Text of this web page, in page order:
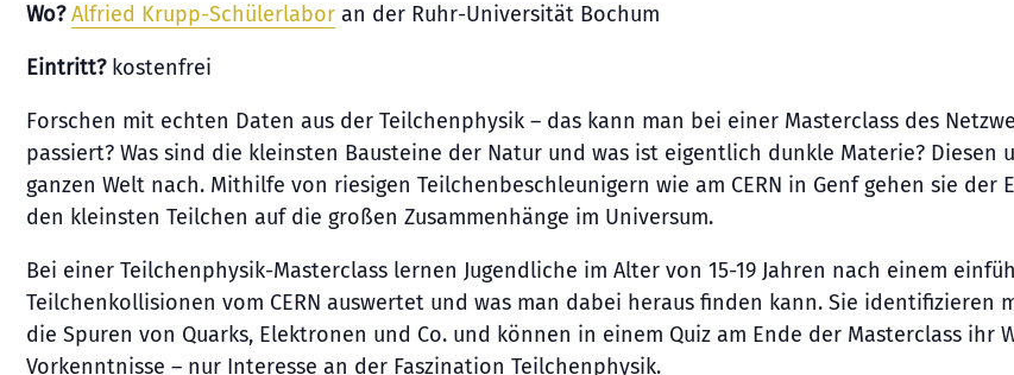
Wo? Alfried Krupp-Schülerlabor an der Ruhr-Universität Bochum
Eintritt?kostenfrei
Forschen mit echten Daten aus der Teilchenphysik – das kann man bei einer Masterclass des
passiert? Was sind die kleinsten Bausteine der Natur und was ist eigentlich dunkle Materie?
ganzen Welt nach. Mithilfe von riesigen Teilchenbeschleunigern wie am CERN in Genf gehen sie
den kleinsten Teilchen auf die großen Zusammenhänge im Universum.
Bei einer Teilchenphysik-Masterclass lernen Jugendliche im Alter von 15-19 Jahren nach einem
Teilchenkollisionen vom CERN auswertet und was man dabei heraus finden kann. Sie
die Spuren von Quarks, Elektronen und Co. und können in einem Quiz am Ende der Masterclass ihr
Vorkenntnisse – nur Interesse an der Faszination Teilchenphysik.